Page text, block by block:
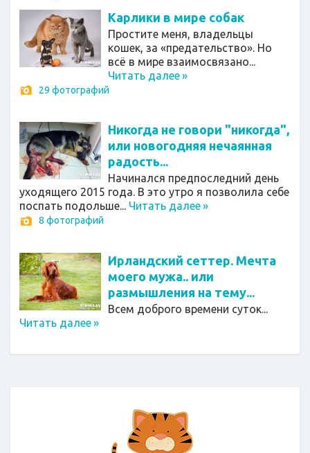
Карлики в мире собак
Простите меня, владельцы
кошек, за «предательство». Но
всё в мире взаимосвязано...
Читать далее»
29 фотографий
Никогда не говори "никогда",
или новогодняя нечаянная
радость...
Начинался предпоследний день
уходящего 2015 года. В это утро я позволила себе
поспать подольше... Читать далее»
8 фотографий
Ирландский сеттер. Мечта
моего мужа.. или
размышления на тему...
Всем доброго времени суток...
Читать далее»